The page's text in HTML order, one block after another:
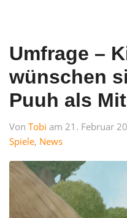
Umfrage –
wünschen
Puuh als
Von Tobi am 21. Februar
Spiele, News